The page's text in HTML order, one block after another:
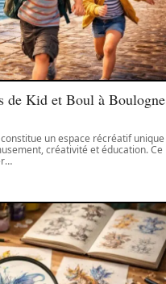
de Kid et Boul à Boulogne
un espace récréatif unique
créativité et éducation. Ce
…